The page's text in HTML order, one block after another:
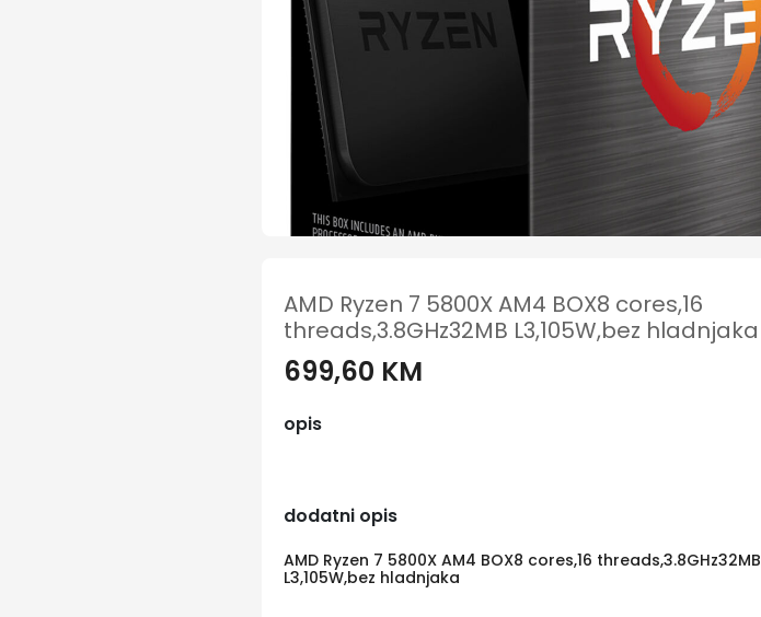
AMD Ryzen 7 5800X AM4 BOX8 cores,16
threads,3.8GHz32MB L3,105W,bez hladnjaka
699,60 KM
opis
dodatni opis
AMD Ryzen 7 5800X AM4 BOX8 cores,16 threads,3.8GHz32MB
L3,105W,bez hladnjaka